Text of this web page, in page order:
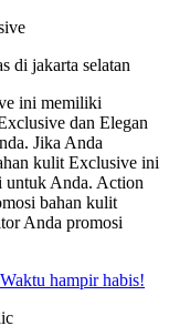
ini memiliki
dan Elegan
Jika Anda
kulit Exclusive ini
Anda. Action
bahan kulit
Anda promosi
hampir habis!